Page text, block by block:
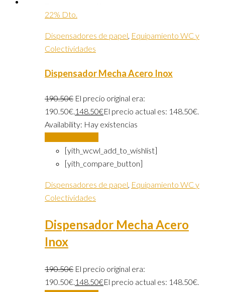
22% Dto.
Dispensadores de papel, Equipamiento WC y
Colectividades
Dispensador Mecha Acero Inox
190.50€ El precio original era:
190.50€.148.50€El precio actual es: 148.50€.
Availability: Hay existencias
[yith_wcwl_add_to_wishlist]
[yith_compare_button]
Dispensadores de papel, Equipamiento WC y
Colectividades
Dispensador Mecha Acero
Inox
190.50€ El precio original era:
190.50€.148.50€El precio actual es: 148.50€.